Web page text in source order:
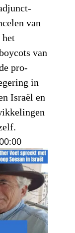
van
het
van
pro-
in
Israël en
00:00